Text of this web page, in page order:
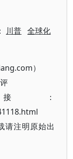
川普 全球化
）
：
请注明原始出